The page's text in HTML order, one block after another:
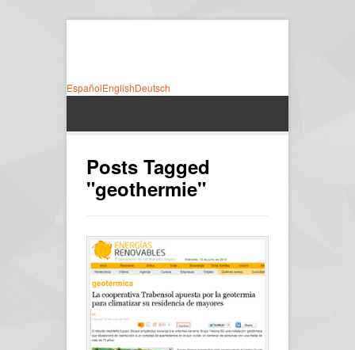
EspañolEnglishDeutsch
Posts Tagged
"geothermie"